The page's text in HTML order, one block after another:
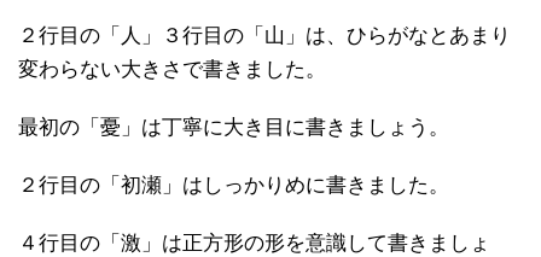
２行目の「人」３行目の「山」は、ひらがなとあまり
変わらない大きさで書きました。
最初の「憂」は丁寧に大き目に書きましょう。
２行目の「初瀬」はしっかりめに書きました。
４行目の「激」は正方形の形を意識して書きましょ